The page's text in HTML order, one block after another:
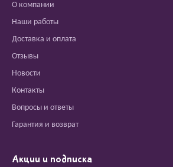
О компании
Наши работы
Доставка и оплата
Отзывы
Новости
Контакты
Вопросы и ответы
Гарантия и возврат
Акции и подписка